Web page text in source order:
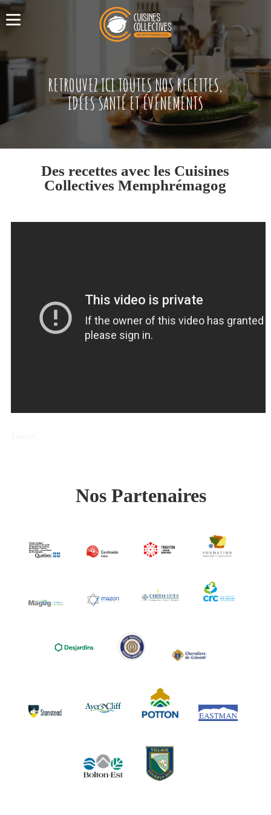
RETROUVEZ ICI TOUTES NOS RECETTES,
IDÉES SANTÉ ET ÉVÉNEMENTS
Des recettes avec les Cuisines
Collectives Memphrémagog
Nos Partenaires